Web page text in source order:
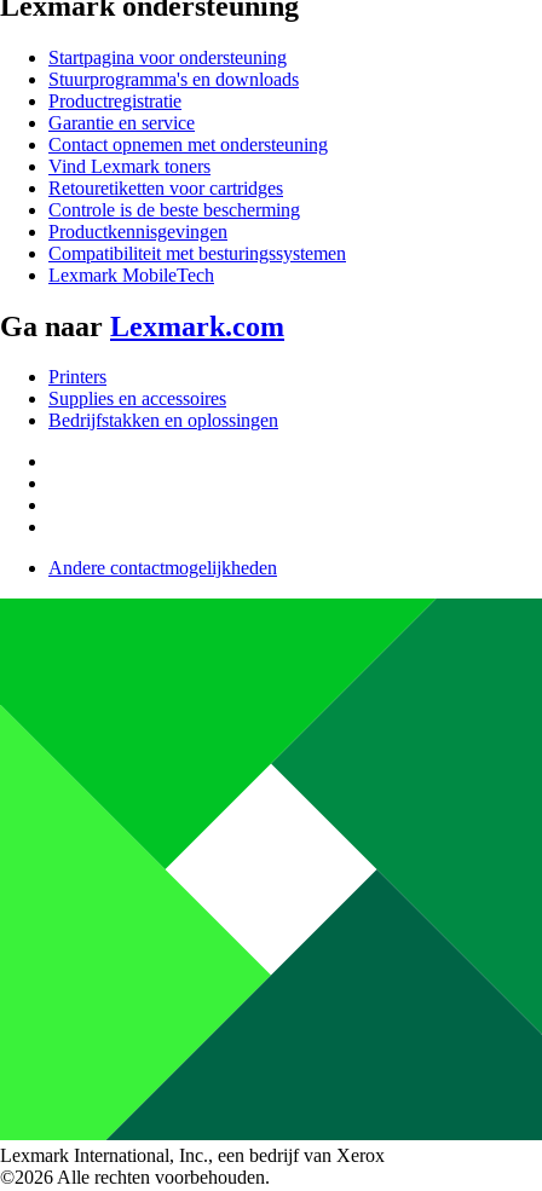
Startpagina voor ondersteuning
Stuurprogramma's en downloads
Productregistratie
Garantie en service
Contact opnemen met ondersteuning
Vind Lexmark toners
Retouretiketten voor cartridges
Controle is de beste bescherming
Productkennisgevingen
Compatibiliteit met besturingssystemen
Lexmark MobileTech
Ga naar Lexmark.com
Printers
Supplies en accessoires
Bedrijfstakken en oplossingen
Andere contactmogelijkheden
Lexmark International, Inc., een bedrijf van Xerox
©2026 Alle rechten voorbehouden.